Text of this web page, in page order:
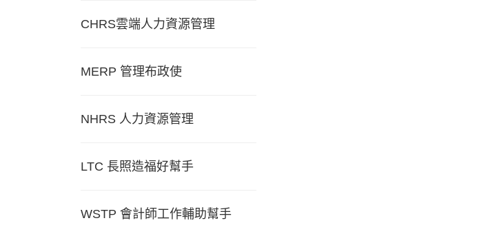
CHRS雲端人力資源管理
MERP 管理布政使
NHRS 人力資源管理
LTC 長照造福好幫手
WSTP 會計師工作輔助幫手